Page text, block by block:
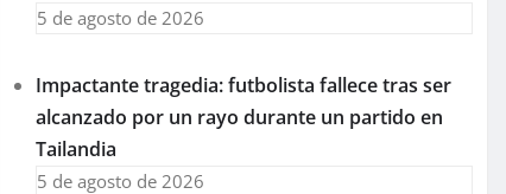
5 de agosto de 2026
Impactante tragedia: futbolista fallece tras ser
alcanzado por un rayo durante un partido en
Tailandia
5 de agosto de 2026